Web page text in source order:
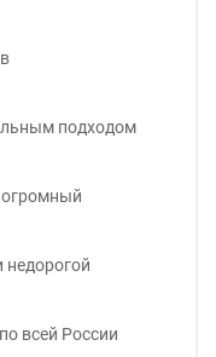
подходом
огромный
всей России